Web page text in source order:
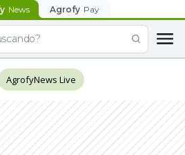
News Agrofy Pay
AgrofyNews Live